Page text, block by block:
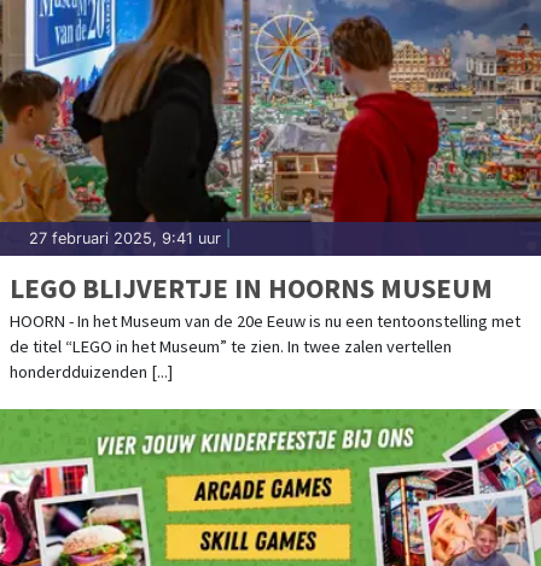
27 februari 2025, 9:41 uur
LEGO BLIJVERTJE IN HOORNS MUSEUM
HOORN - In het Museum van de 20e Eeuw is nu een tentoonstelling met
de titel “LEGO in het Museum” te zien. In twee zalen vertellen
honderdduizenden [...]